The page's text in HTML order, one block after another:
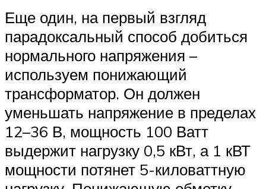
Еще один, на первый взгляд
парадоксальный способ добиться
нормального напряжения –
используем понижающий
трансформатор. Он должен
уменьшать напряжение в пределах
12–36 В, мощность 100 Ватт
выдержит нагрузку 0,5 кВт, а 1 кВТ
мощности потянет 5-киловаттную